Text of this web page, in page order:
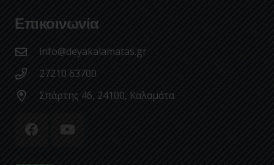
Επικοινωνία
info@deyakalamatas.gr
27210 63700
Σπάρτης 46, 24100, Καλαμάτα